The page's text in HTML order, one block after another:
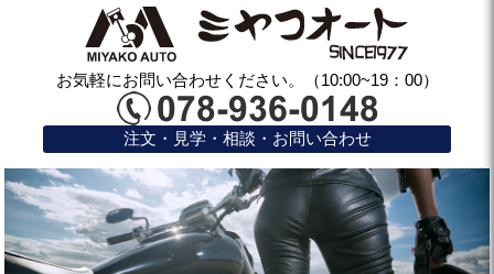
お気軽にお問い合わせください。（10:00~19：00）
注文・見学・相談・お問い合わせ